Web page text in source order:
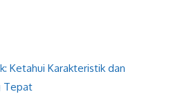
Ketahui Karakteristik dan
Tepat